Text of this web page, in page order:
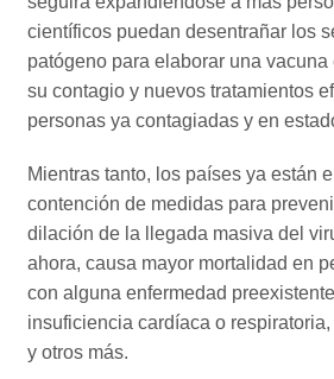
científicos puedan desentrañar los
patógeno para elaborar una
su contagio y nuevos tratamientos
personas ya contagiadas y en
Mientras tanto, los países ya están
contención de medidas para
dilación de la llegada masiva del
ahora, causa mayor mortalidad en
con alguna enfermedad
insuficiencia cardíaca o
y otros más.